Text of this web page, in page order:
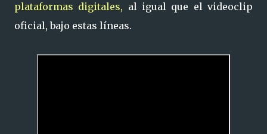
plataformas digitales, al igual que el videoclip
oficial, bajo estas líneas.